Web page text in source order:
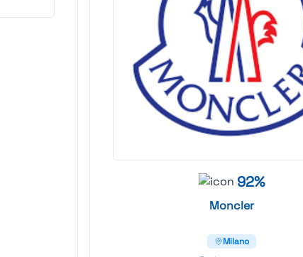
92%
Moncler
Milano